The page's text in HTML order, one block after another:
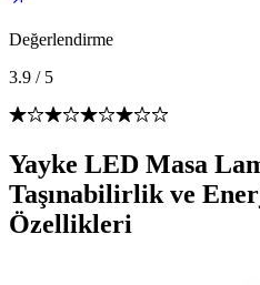
Değerlendirme
3.9 / 5
Yayke LED Masa
Taşınabilirlik ve
Özellikleri